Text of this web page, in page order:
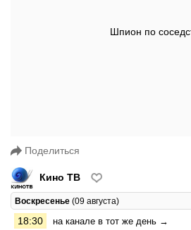
Поделиться
Кино ТВ
Воскресенье (09 августа)
18:30 на канале в тот же день →